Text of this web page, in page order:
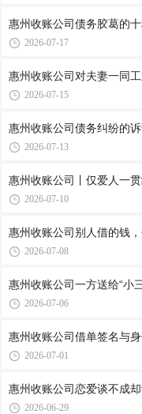
惠州收账公司​债务胶葛的
2026-07-17
惠州收账公司​对夫妻一同
2026-07-15
惠州收账公司​债务纠纷的
2026-07-13
惠州收账公司​丨仅爱人一
2026-07-10
惠州收账公司​别人借的钱
2026-07-08
惠州收账公司​一方送给“小
2026-07-06
惠州收账公司​借单签名与
2026-07-01
惠州收账公司​恋爱谈不成
2026-06-29